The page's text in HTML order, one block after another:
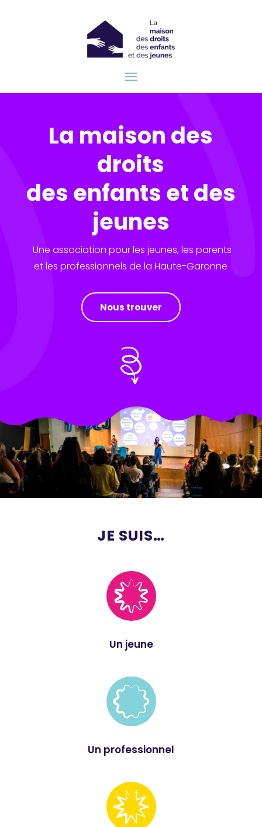
La maison des
droits
des enfants et des
jeunes
Une association pour les jeunes, les parents
et les professionnels de la Haute-Garonne
Nous trouver
JE SUIS…
Un jeune
Un professionnel